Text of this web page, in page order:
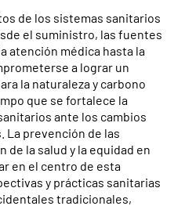
de los sistemas sanitarios
el suministro, las fuentes
atención médica hasta la
a lograr un
la naturaleza y carbono
que se fortalece la
ante los cambios
La prevención de las
de la salud y la equidad en
en el centro de esta
y prácticas sanitarias
tradicionales,